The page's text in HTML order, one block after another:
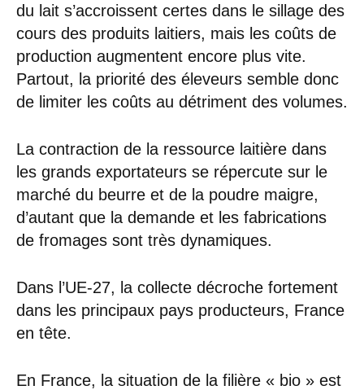
du lait s’accroissent certes dans le sillage des
cours des produits laitiers, mais les coûts de
production augmentent encore plus vite.
Partout, la priorité des éleveurs semble donc
de limiter les coûts au détriment des volumes.
La contraction de la ressource laitière dans
les grands exportateurs se répercute sur le
marché du beurre et de la poudre maigre,
d’autant que la demande et les fabrications
de fromages sont très dynamiques.
Dans l’UE-27, la collecte décroche fortement
dans les principaux pays producteurs, France
en tête.
En France, la situation de la filière « bio » est